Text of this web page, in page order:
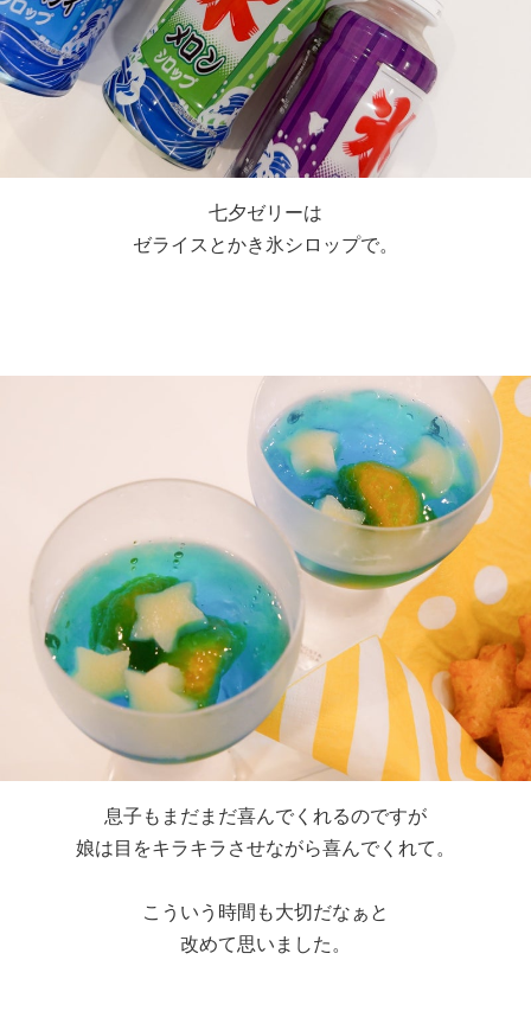
七夕ゼリーは
ゼライスとかき氷シロップで。
息子もまだまだ喜んでくれるのですが
娘は目をキラキラさせながら喜んでくれて。
こういう時間も大切だなぁと
改めて思いました。